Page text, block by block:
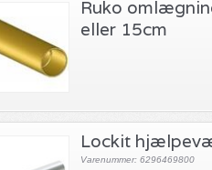
Ruko
eller 15cm
Lockit
Varenummer: 6296469800